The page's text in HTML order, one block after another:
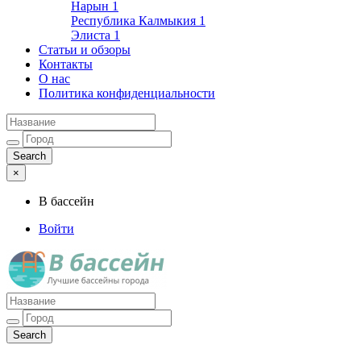
Нарын 1
Республика Калмыкия 1
Элиста 1
Статьи и обзоры
Контакты
О нас
Политика конфиденциальности
×
В бассейн
Войти
Лучшие бассейны города